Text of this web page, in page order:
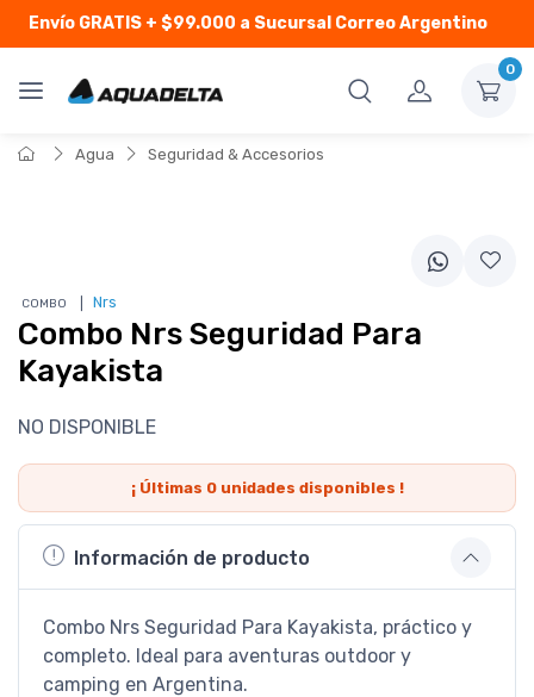
Envío GRATIS+ $99.000 a Sucursal Correo Argentino
0
Agua Seguridad & Accesorios
COMBO Nrs
Combo Nrs Seguridad Para
Kayakista
NO DISPONIBLE
¡ Últimas 0unidades disponibles !
Información de producto
Combo Nrs Seguridad Para Kayakista, práctico y
completo. Ideal para aventuras outdoor y
camping en Argentina.